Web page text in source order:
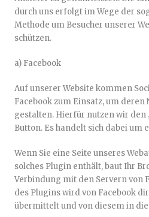
durch uns erfolgt im Wege der
Methode um Besucher unserer
schützen.
a) Facebook
Auf unserer Website kommen
Facebook zum Einsatz, um
gestalten. Hierfür nutzen wir den
Button. Es handelt sich dabei um
Wenn Sie eine Seite unseres
solches Plugin enthält, baut Ihr
Verbindung mit den Servern von
des Plugins wird von Facebook
übermittelt und von diesem in